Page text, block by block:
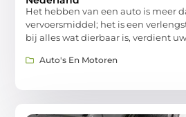
Het hebben van een auto is meer
vervoersmiddel; het is een
bij alles wat dierbaar is, verdient
Auto's En Motoren